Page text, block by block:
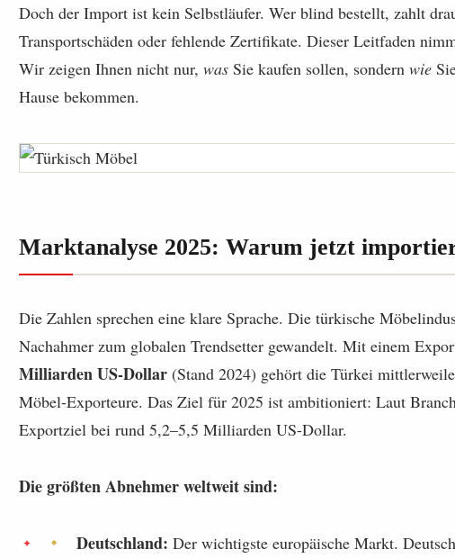
Doch der Import ist kein Selbstläufer. Wer blind bestellt, zahlt
Transportschäden oder fehlende Zertifikate. Dieser Leitfaden
Wir zeigen Ihnen nicht nur, was Sie kaufen sollen, sondern wie
Hause bekommen.
Marktanalyse 2025: Warum jetzt
Die Zahlen sprechen eine klare Sprache. Die türkische
Nachahmer zum globalen Trendsetter gewandelt. Mit einem
Milliarden US-Dollar (Stand 2024) gehört die Türkei
Möbel-Exporteure. Das Ziel für 2025 ist ambitioniert: Laut
Exportziel bei rund 5,2–5,5 Milliarden US-Dollar.
Die größten Abnehmer weltweit sind:
Deutschland: Der wichtigste europäische Markt.